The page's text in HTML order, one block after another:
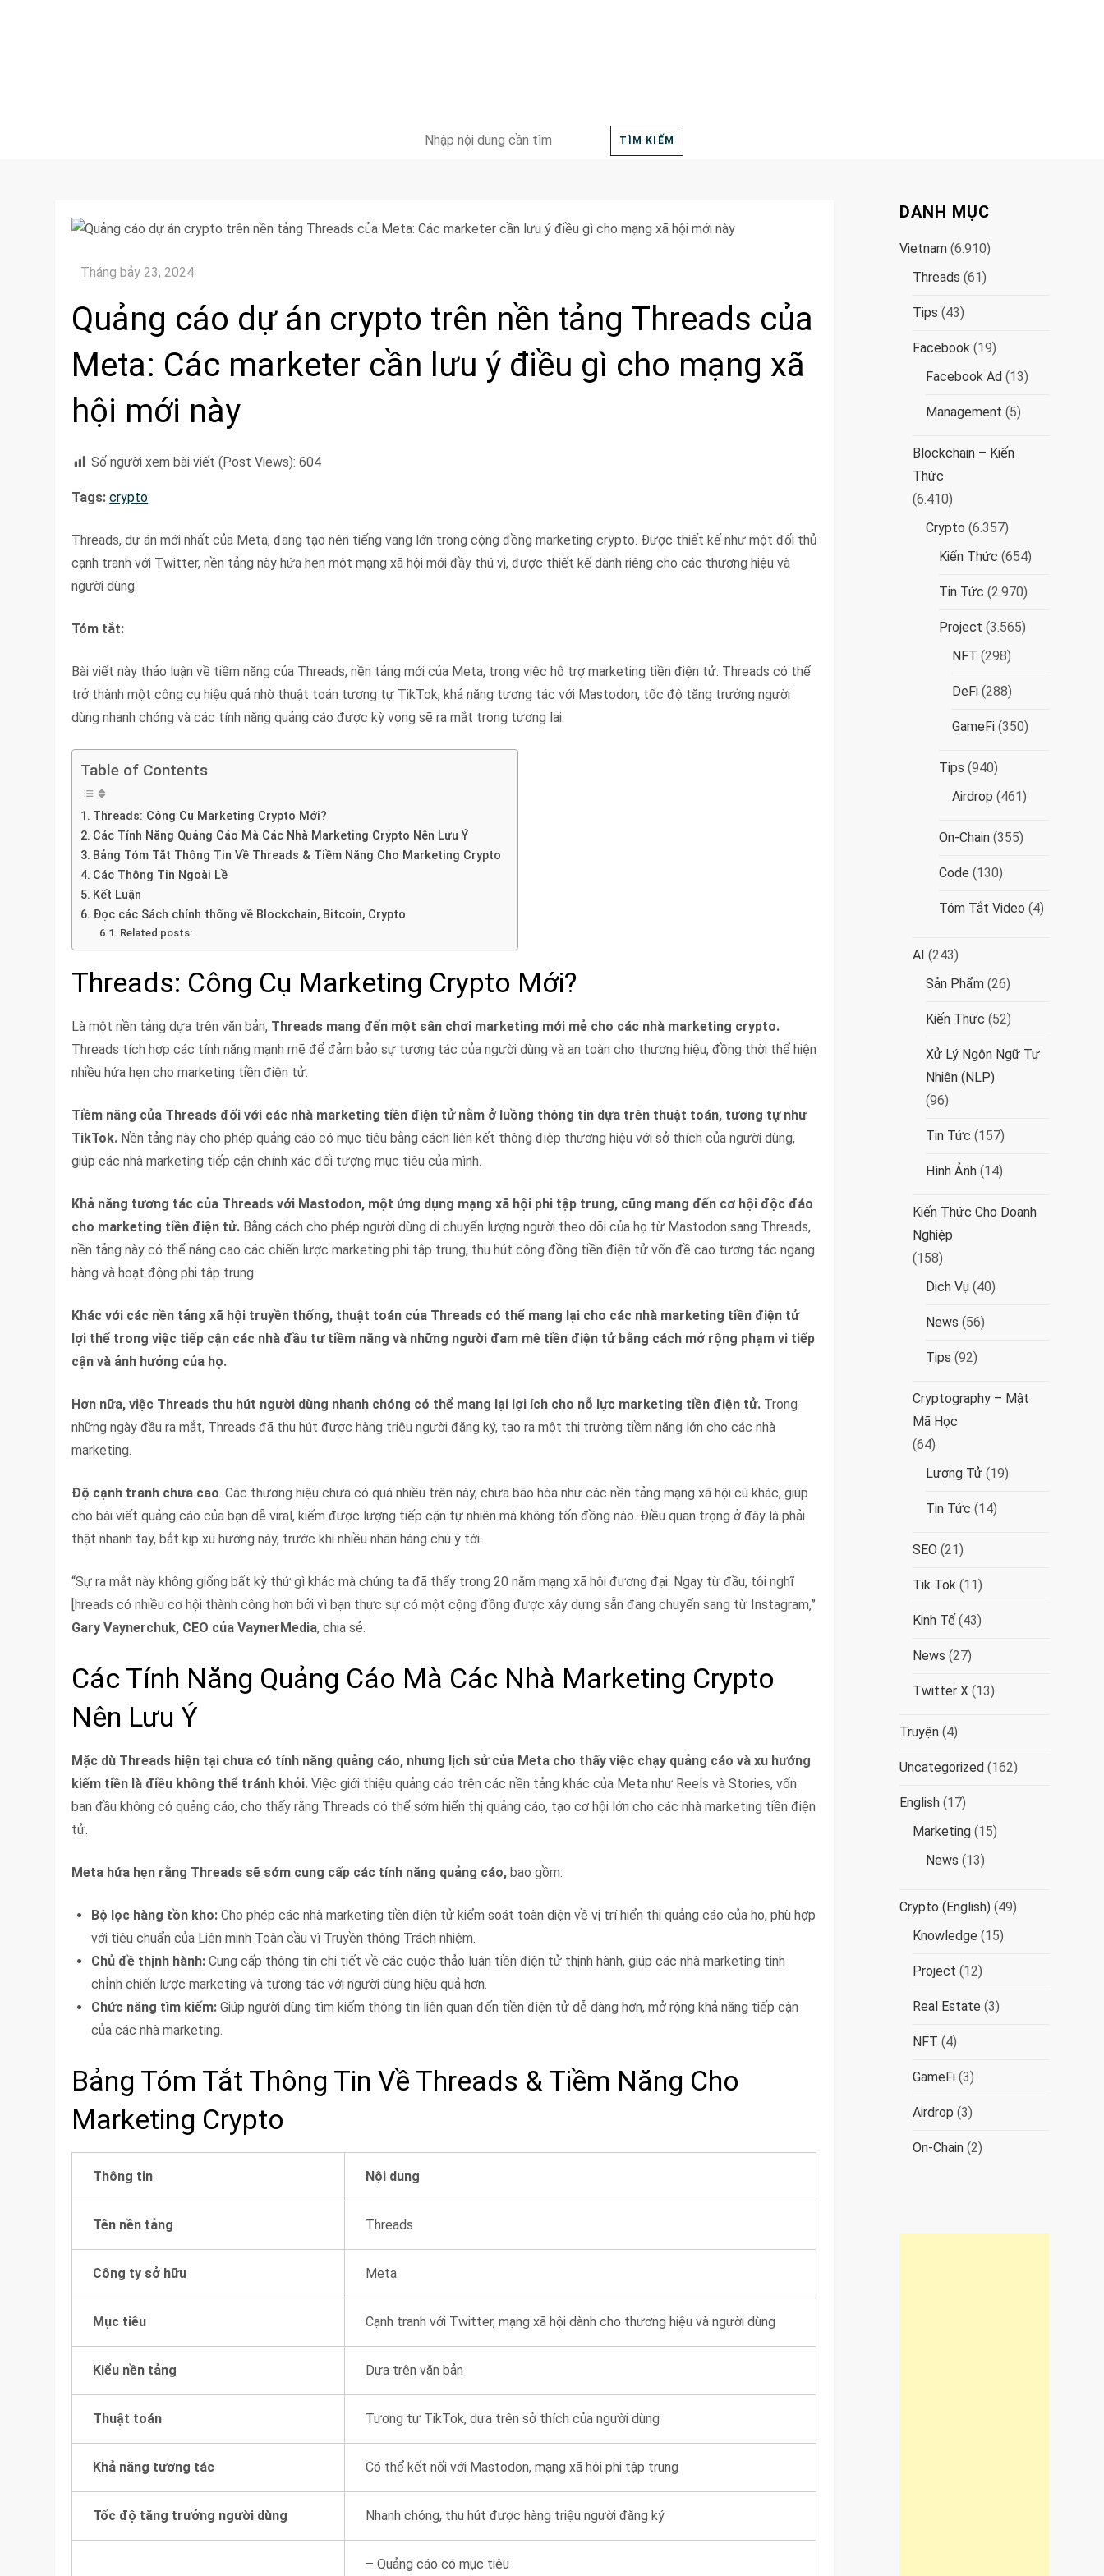
Search
TÌM KIẾM
Quảng cáo dự án crypto trên nền tảng Threads của
Meta: Các marketer cần lưu ý điều gì cho mạng xã
hội mới này
Số người xem bài viết (Post Views): 604
Tags:crypto
Threads, dự án mới nhất của Meta, đang tạo nên tiếng vang lớn trong cộng đồng marketing crypto. Được thiết kế như một đối thủ
cạnh tranh với Twitter, nền tảng này hứa hẹn một mạng xã hội mới đầy thú vị, được thiết kế dành riêng cho các thương hiệu và
người dùng.
Tóm tắt:
Bài viết này thảo luận về tiềm năng của Threads, nền tảng mới của Meta, trong việc hỗ trợ marketing tiền điện tử. Threads có thể
trở thành một công cụ hiệu quả nhờ thuật toán tương tự TikTok, khả năng tương tác với Mastodon, tốc độ tăng trưởng người
dùng nhanh chóng và các tính năng quảng cáo được kỳ vọng sẽ ra mắt trong tương lai.
Table of Contents
Threads: Công Cụ Marketing Crypto Mới?
Các Tính Năng Quảng Cáo Mà Các Nhà Marketing Crypto Nên Lưu Ý
Bảng Tóm Tắt Thông Tin Về Threads & Tiềm Năng Cho Marketing Crypto
Các Thông Tin Ngoài Lề
Kết Luận
Đọc các Sách chính thống về Blockchain, Bitcoin, Crypto
Related posts:
Threads: Công Cụ Marketing Crypto Mới?
Là một nền tảng dựa trên văn bản, Threads mang đến một sân chơi marketing mới mẻ cho các nhà marketing crypto.
Threads tích hợp các tính năng mạnh mẽ để đảm bảo sự tương tác của người dùng và an toàn cho thương hiệu, đồng thời thể hiện
nhiều hứa hẹn cho marketing tiền điện tử.
Tiềm năng của Threads đối với các nhà marketing tiền điện tử nằm ở luồng thông tin dựa trên thuật toán, tương tự như
TikTok. Nền tảng này cho phép quảng cáo có mục tiêu bằng cách liên kết thông điệp thương hiệu với sở thích của người dùng,
giúp các nhà marketing tiếp cận chính xác đối tượng mục tiêu của mình.
Khả năng tương tác của Threads với Mastodon, một ứng dụng mạng xã hội phi tập trung, cũng mang đến cơ hội độc đáo
cho marketing tiền điện tử. Bằng cách cho phép người dùng di chuyển lượng người theo dõi của họ từ Mastodon sang Threads,
nền tảng này có thể nâng cao các chiến lược marketing phi tập trung, thu hút cộng đồng tiền điện tử vốn đề cao tương tác ngang
hàng và hoạt động phi tập trung.
Khác với các nền tảng xã hội truyền thống, thuật toán của Threads có thể mang lại cho các nhà marketing tiền điện tử
lợi thế trong việc tiếp cận các nhà đầu tư tiềm năng và những người đam mê tiền điện tử bằng cách mở rộng phạm vi tiếp
cận và ảnh hưởng của họ.
Hơn nữa, việc Threads thu hút người dùng nhanh chóng có thể mang lại lợi ích cho nỗ lực marketing tiền điện tử. Trong
những ngày đầu ra mắt, Threads đã thu hút được hàng triệu người đăng ký, tạo ra một thị trường tiềm năng lớn cho các nhà
marketing.
Độ cạnh tranh chưa cao. Các thương hiệu chưa có quá nhiều trên này, chưa bão hòa như các nền tảng mạng xã hội cũ khác, giúp
cho bài viết quảng cáo của bạn dễ viral, kiếm được lượng tiếp cận tự nhiên mà không tốn đồng nào. Điều quan trọng ở đây là phải
thật nhanh tay, bắt kịp xu hướng này, trước khi nhiều nhãn hàng chú ý tới.
“Sự ra mắt này không giống bất kỳ thứ gì khác mà chúng ta đã thấy trong 20 năm mạng xã hội đương đại. Ngay từ đầu, tôi nghĩ
[hreads có nhiều cơ hội thành công hơn bởi vì bạn thực sự có một cộng đồng được xây dựng sẵn đang chuyển sang từ Instagram,”
Gary Vaynerchuk, CEO của VaynerMedia, chia sẻ.
Các Tính Năng Quảng Cáo Mà Các Nhà Marketing Crypto
Nên Lưu Ý
Mặc dù Threads hiện tại chưa có tính năng quảng cáo, nhưng lịch sử của Meta cho thấy việc chạy quảng cáo và xu hướng
kiếm tiền là điều không thể tránh khỏi. Việc giới thiệu quảng cáo trên các nền tảng khác của Meta như Reels và Stories, vốn
ban đầu không có quảng cáo, cho thấy rằng Threads có thể sớm hiển thị quảng cáo, tạo cơ hội lớn cho các nhà marketing tiền điện
tử.
Meta hứa hẹn rằng Threads sẽ sớm cung cấp các tính năng quảng cáo,bao gồm:
Bộ lọc hàng tồn kho: Cho phép các nhà marketing tiền điện tử kiểm soát toàn diện về vị trí hiển thị quảng cáo của họ, phù hợp
với tiêu chuẩn của Liên minh Toàn cầu vì Truyền thông Trách nhiệm.
Chủ đề thịnh hành: Cung cấp thông tin chi tiết về các cuộc thảo luận tiền điện tử thịnh hành, giúp các nhà marketing tinh
chỉnh chiến lược marketing và tương tác với người dùng hiệu quả hơn.
Chức năng tìm kiếm: Giúp người dùng tìm kiếm thông tin liên quan đến tiền điện tử dễ dàng hơn, mở rộng khả năng tiếp cận
của các nhà marketing.
Bảng Tóm Tắt Thông Tin Về Threads & Tiềm Năng Cho
Marketing Crypto
Thông tin Nội dung
Tên nền tảng Threads
Công ty sở hữu Meta
Mục tiêu Cạnh tranh với Twitter, mạng xã hội dành cho thương hiệu và người dùng
Kiểu nền tảng Dựa trên văn bản
Thuật toán Tương tự TikTok, dựa trên sở thích của người dùng
Khả năng tương tác Có thể kết nối với Mastodon, mạng xã hội phi tập trung
Tốc độ tăng trưởng người dùng Nhanh chóng, thu hút được hàng triệu người đăng ký
– Quảng cáo có mục tiêu
DANH MỤC
Vietnam (6.910)
Threads (61)
Tips (43)
Facebook (19)
Facebook Ad (13)
Management (5)
Blockchain – Kiến
Thức
(6.410)
Crypto (6.357)
Kiến Thức (654)
Tin Tức (2.970)
Project (3.565)
NFT (298)
DeFi (288)
GameFi (350)
Tips (940)
Airdrop (461)
On-Chain (355)
Code (130)
Tóm Tắt Video (4)
AI (243)
Sản Phẩm (26)
Kiến Thức (52)
Xử Lý Ngôn Ngữ Tự
Nhiên (NLP)
(96)
Tin Tức (157)
Hình Ảnh (14)
Kiến Thức Cho Doanh
Nghiệp
(158)
Dịch Vụ (40)
News (56)
Tips (92)
Cryptography – Mật
Mã Học
(64)
Lượng Tử (19)
Tin Tức (14)
SEO (21)
Tik Tok (11)
Kinh Tế (43)
News (27)
Twitter X (13)
Truyện (4)
Uncategorized (162)
English (17)
Marketing (15)
News (13)
Crypto (English) (49)
Knowledge (15)
Project (12)
Real Estate (3)
NFT (4)
GameFi (3)
Airdrop (3)
On-Chain (2)